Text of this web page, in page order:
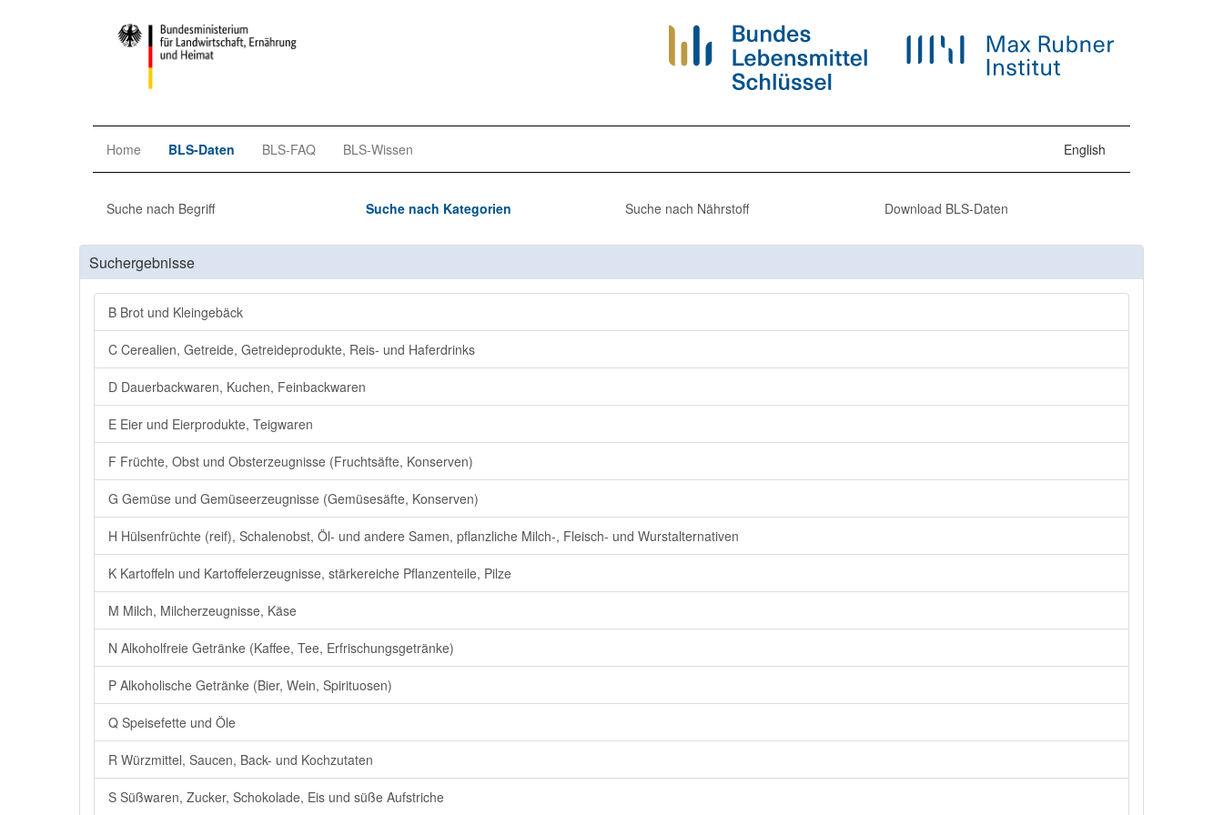
Home BLS-Daten BLS-FAQ BLS-Wissen English
Suche nach Begriff Suche nach Kategorien Suche nach Nährstoff Download BLS-Daten
Suchergebnisse
B Brot und Kleingebäck
C Cerealien, Getreide, Getreideprodukte, Reis- und Haferdrinks
D Dauerbackwaren, Kuchen, Feinbackwaren
E Eier und Eierprodukte, Teigwaren
F Früchte, Obst und Obsterzeugnisse (Fruchtsäfte, Konserven)
G Gemüse und Gemüseerzeugnisse (Gemüsesäfte, Konserven)
H Hülsenfrüchte (reif), Schalenobst, Öl- und andere Samen, pflanzliche Milch-, Fleisch- und Wurstalternativen
K Kartoffeln und Kartoffelerzeugnisse, stärkereiche Pflanzenteile, Pilze
M Milch, Milcherzeugnisse, Käse
N Alkoholfreie Getränke (Kaffee, Tee, Erfrischungsgetränke)
P Alkoholische Getränke (Bier, Wein, Spirituosen)
Q Speisefette und Öle
R Würzmittel, Saucen, Back- und Kochzutaten
S Süßwaren, Zucker, Schokolade, Eis und süße Aufstriche